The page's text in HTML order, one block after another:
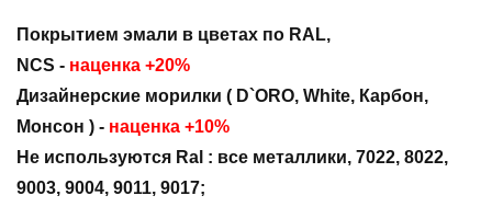
Покрытием эмали в цветах по RAL,
NCS - наценка +20%
Дизайнерские морилки ( D`ORO, White, Карбон,
Монсон ) - наценка +10%
Не используются Ral : все металлики, 7022, 8022,
9003, 9004, 9011, 9017;